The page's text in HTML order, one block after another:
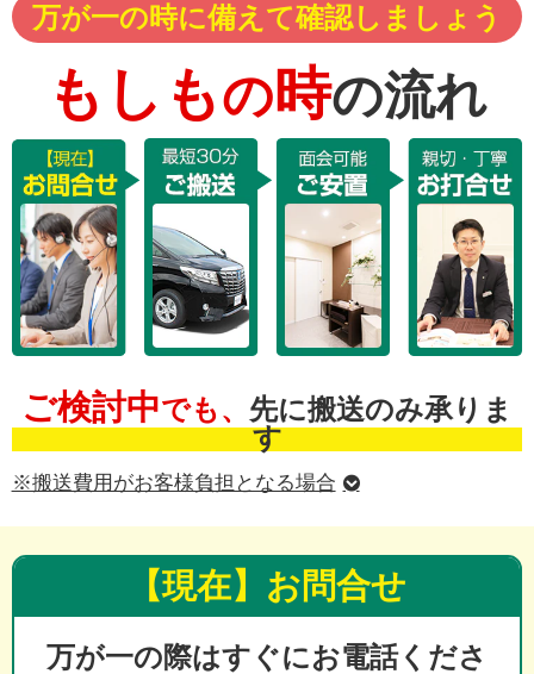
万が一の時に備えて確認しましょう
もしもの時の流れ
ご検討中でも、 先に搬送のみ承りま
す
※搬送費用がお客様負担となる場合
【現在】お問合せ
万が一の際はすぐにお電話くださ